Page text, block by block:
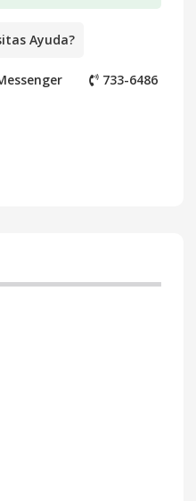
Ayuda?
733-6486